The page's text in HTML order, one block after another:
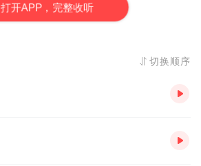
打开APP，完整收听
切换顺序